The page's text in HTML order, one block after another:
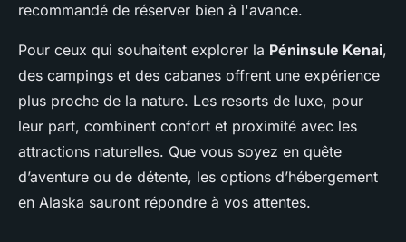
recommandé de réserver bien à l'avance.
Pour ceux qui souhaitent explorer la Péninsule Kenai,
des campings et des cabanes offrent une expérience
plus proche de la nature. Les resorts de luxe, pour
leur part, combinent confort et proximité avec les
attractions naturelles. Que vous soyez en quête
d’aventure ou de détente, les options d’hébergement
en Alaska sauront répondre à vos attentes.